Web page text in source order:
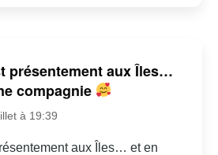
présentement aux Îles…
compagnie
à 19:39
aux Îles… et en